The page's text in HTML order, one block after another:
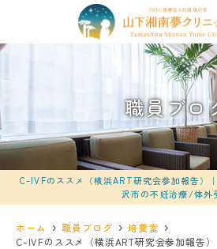
職員ブロ
C-IVFのススメ（横浜ART研究会参加報告）
沢市の不妊治療/体外
ホーム 職員ブログ
培養室
C-IVFのススメ（横浜ART研究会参加報告）